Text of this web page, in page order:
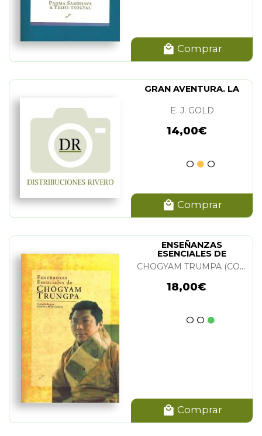
Comprar
GRAN AVENTURA. LA
E. J. GOLD
14,00€
Comprar
ENSEÑANZAS
ESENCIALES DE
CHOGYAM TRUNGPACHOGYAM TRUMPA (COMPILADO POR CAROLYN ROSE GIMIAN)
18,00€
Comprar